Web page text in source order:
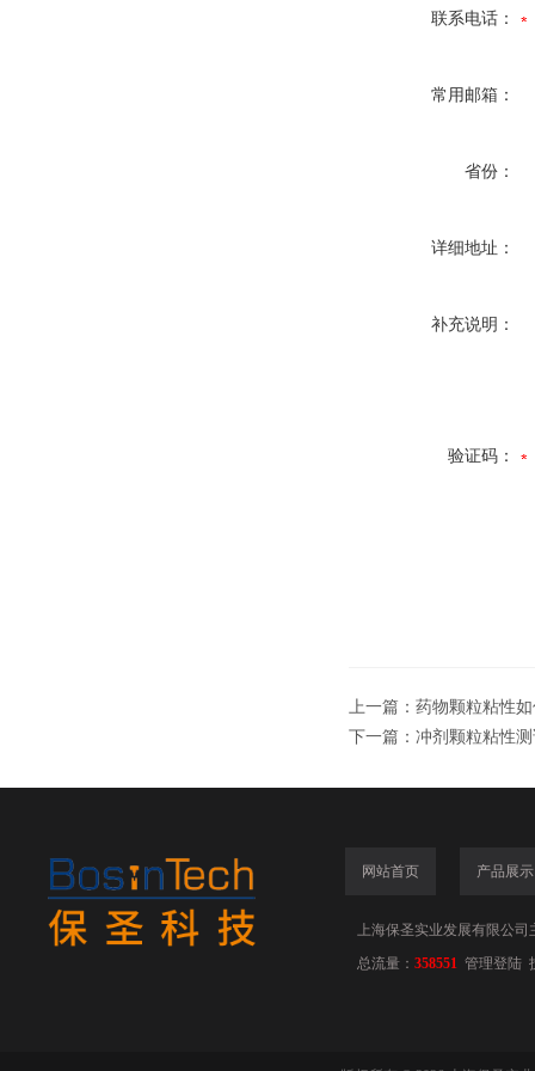
联系电话：
常用邮箱：
省份：
详细地址：
补充说明：
验证码：
上一篇： 药物颗粒粘性
下一篇： 冲剂颗粒粘性
网站首页 产品展示
上海保圣实业发展有限公司
总流量： 358551 管理登陆